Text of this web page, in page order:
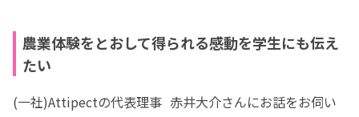
農業体験をとおして得られる感動を学生にも伝え
たい
(一社)Attipectの代表理事  赤井大介さんにお話をお伺い